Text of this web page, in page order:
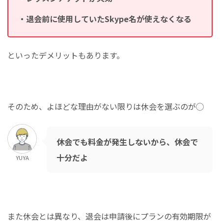
・退会前に使用していたSkype名が使えなくなる
といったデメリットもあります。
そのため、よほどな理由がない限りは休会を選ぶのが◯
YUYA
休会でも料金が発生しないから、休会で
十分だよ
また休会とは異なり、退会は申請後にプランの有効期限が